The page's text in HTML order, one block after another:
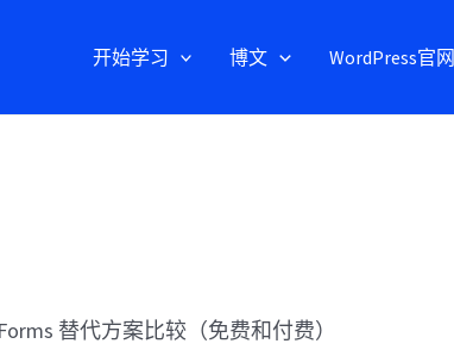
开始学习 博文 WordPress官网
替代方案比较（免费和付费）